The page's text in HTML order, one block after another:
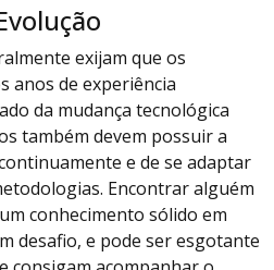
exijam que os
anos de experiência
da mudança tecnológica
também devem possuir a
e de se adaptar
Encontrar alguém
conhecimento sólido em
desafio, e pode ser esgotante